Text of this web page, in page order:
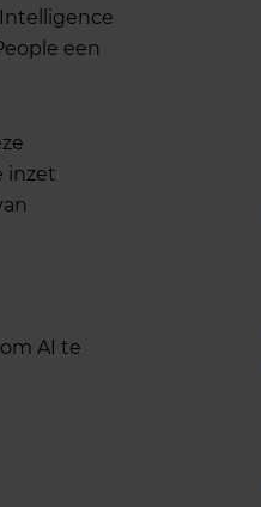
een
inzet
AI te